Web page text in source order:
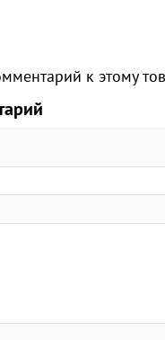
к этому